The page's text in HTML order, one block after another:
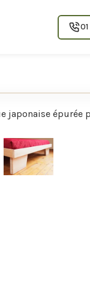
Sa
japonaise